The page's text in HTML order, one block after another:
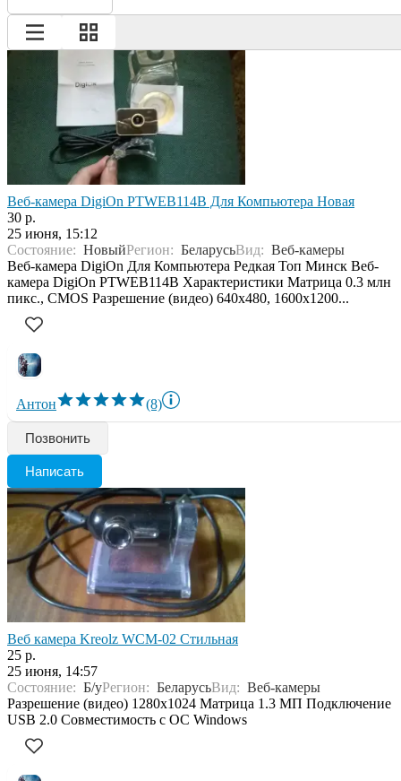
Веб-камера DigiOn PTWEB114B Для Компьютера Новая
30 р.
25 июня, 15:12
Состояние: НовыйРегион: БеларусьВид: Веб-камеры
Веб-камера DigiOn Для Компьютера Редкая Топ Минск Веб-
камера DigiOn PTWEB114B Характеристики Матрица 0.3 млн
пикс., CMOS Разрешение (видео) 640x480, 1600x1200...
Антон (8)
Позвонить
Написать
Веб камера Kreolz WCM-02 Стильная
25 р.
25 июня, 14:57
Состояние: Б/уРегион: БеларусьВид: Веб-камеры
Pазрешение (видeо) 1280x1024 Mатрицa 1.3 МП Подключeние
USB 2.0 Совместимоcть c ОC Windоws